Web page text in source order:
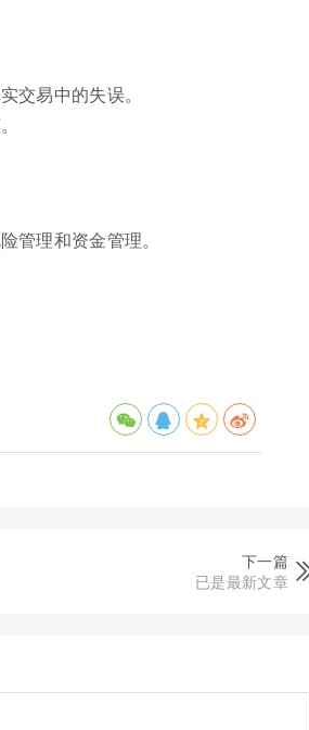
交易中的失误。
管理和资金管理。
下一篇
已是最新文章